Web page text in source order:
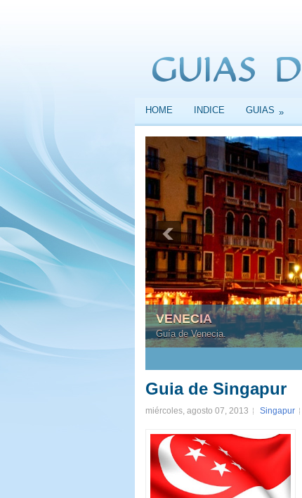
HOME INDICE GUIAS »
VENECIA
Guía de Venecia.
Guia de Singapur
miércoles, agosto 07, 2013 Singapur